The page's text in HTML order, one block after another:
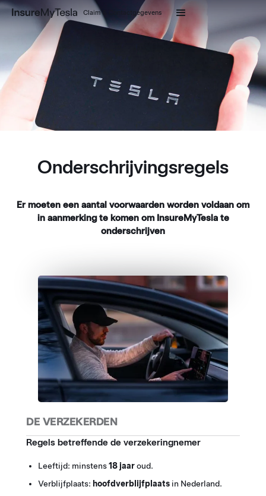
Claim & Contactgegevens
Onderschrijvingsregels
Er moeten een aantal voorwaarden worden voldaan om
in aanmerking te komen om InsureMyTesla te
onderschrijven
DE VERZEKERDEN
Regels betreffende de verzekeringnemer
Leeftijd: minstens18 jaaroud.
Verblijfplaats: hoofdverblijfplaats in Nederland.